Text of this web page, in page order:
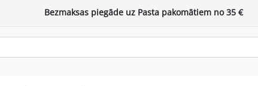
Bezmaksas piegāde uz Pasta pakomātiem no 35 €